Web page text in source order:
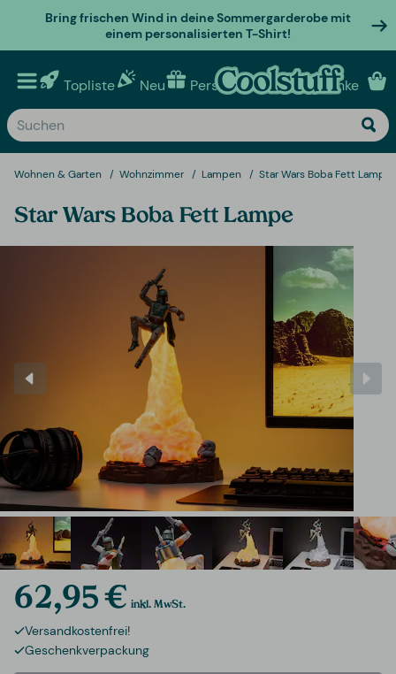
Bring frischen Wind in deine Sommergarderobe mit
einem personalisierten T-Shirt!
Topliste Neu Personalisierte geschenke
Wohnen & Garten Wohnzimmer Lampen Star Wars Boba Fett Lampe
Star Wars Boba Fett Lampe
62,95 € inkl. MwSt.
Versandkostenfrei!
Geschenkverpackung